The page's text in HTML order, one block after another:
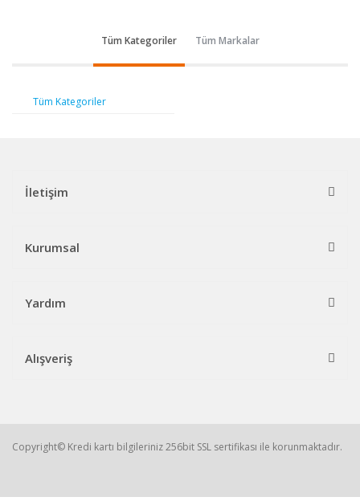
Tüm Kategoriler Tüm Markalar
Tüm Kategoriler
İletişim
Kurumsal
Yardım
Alışveriş
Copyright© Kredi kartı bilgileriniz 256bit SSL sertifikası ile korunmaktadır.